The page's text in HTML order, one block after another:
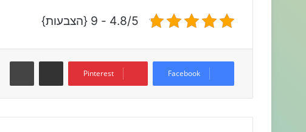
4.8/5 - 9 {הצבעות}
Facebook
Pinterest